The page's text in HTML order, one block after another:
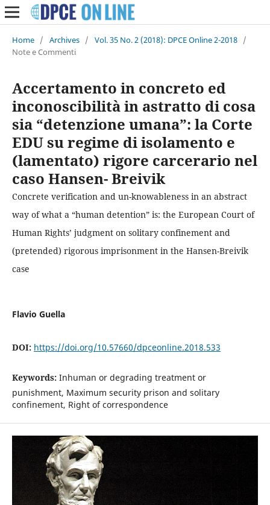
Home / Archives / Vol. 35 No. 2 (2018): DPCE Online 2-2018 /
Note e Commenti
Accertamento in concreto ed
inconoscibilità in astratto di cosa
sia “detenzione umana”: la Corte
EDU su regime di isolamento e
(lamentato) rigore carcerario nel
caso Hansen- Breivik
Concrete verification and un-knowableness in an abstract
way of what a “human detention” is: the European Court of
Human Rights’ judgment on solitary confinement and
(pretended) rigorous imprisonment in the Hansen-Breivik
case
Flavio Guella
DOI: https://doi.org/10.57660/dpceonline.2018.533
Keywords: Inhuman or degrading treatment or
punishment, Maximum security prison and solitary
confinement, Right of correspondence